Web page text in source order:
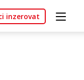
inzerovat